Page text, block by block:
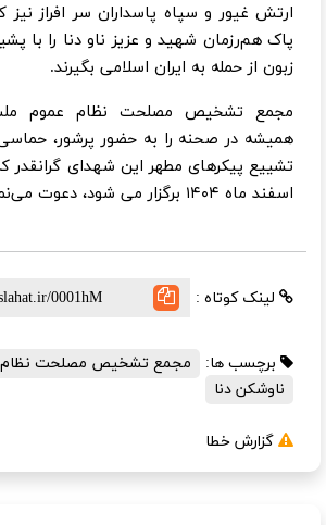
ارتش غیور و سپاه پاسداران سر افراز نیز
پاک هم‌رزمان شهید و عزیز ناو دنا را با
زبون از حمله به ایران اسلامی بگیرند.
مجمع تشخیص مصلحت نظام عموم
همیشه در صحنه را به حضور پرشور،
اسفند ماه ۱۴۰۴ برگزار می شود، دعوت می‌نماید.
لینک کوتاه :
برچسب ها: مجمع تشخیص مصلحت نظام
ناوشکن دنا
گزارش خطا